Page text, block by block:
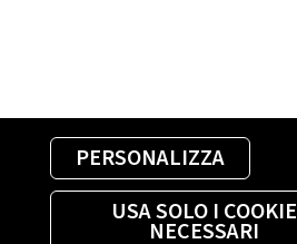
PERSONALIZZA
USA SOLO I COOKIE
NECESSARI